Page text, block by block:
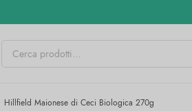
Hillfield Maionese di Ceci Biologica 270g